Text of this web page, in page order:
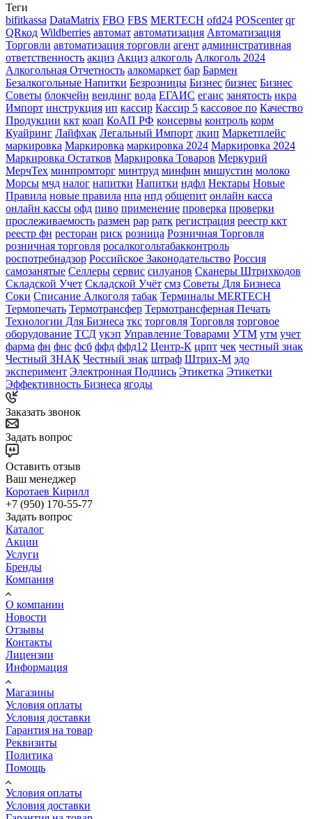
Теги
bifitkassa DataMatrix FBO FBS MERTECH ofd24 POScenter qr
QRкод Wildberries автомат автоматизация Автоматизация
Торговли автоматизация торговли агент административная
ответственность акциз Акциз алкоголь Алкоголь 2024
Алкогольная Отчетность алкомаркет бар Бармен
Безалкогольные Напитки Безрозницы Бизнес бизнес Бизнес
Советы блокчейн вендинг вода ЕГАИС егаис занятость икра
Импорт инструкция ип кассир Кассир 5 кассовое по Качество
Продукции ккт коап КоАП РФ консервы контроль корм
Куайринг Лайфхак Легальный Импорт лкип Маркетплейс
маркировка Маркировка маркировка 2024 Маркировка 2024
Маркировка Остатков Маркировка Товаров Меркурий
МерчТех минпромторг минтруд минфин мишустин молоко
Морсы мчд налог напитки Напитки ндфл Нектары Новые
Правила новые правила нпа нпд общепит онлайн касса
онлайн кассы офд пиво применение проверка проверки
прослеживаемость размен рар ратк регистрация реестр ккт
реестр фн ресторан риск розница Розничная Торговля
розничная торговля росалкогольтабакконтроль
роспотребнадзор Российское Законодательство Россия
самозанятые Селлеры сервис силуанов Сканеры Штрихкодов
Складской Учет Складской Учёт смз Советы Для Бизнеса
Соки Списание Алкоголя табак Терминалы MERTECH
Термопечать Термотрансфер Термотрансферная Печать
Технологии Для Бизнеса ткс торговля Торговля торговое
оборудование ТСД укэп Управление Товарами УТМ утм учет
фарма фн фнс фсб ффд ффд12 Центр-К црпт чек честный знак
Честный ЗНАК Честный знак штраф Штрих-М эдо
эксперимент Электронная Подпись Этикетка Этикетки
Эффективность Бизнеса ягоды
Заказать звонок
Задать вопрос
Оставить отзыв
Ваш менеджер
Коротаев Кирилл
+7 (950) 170-55-77
Задать вопрос
Каталог
Акции
Услуги
Бренды
Компания
О компании
Новости
Отзывы
Контакты
Лицензии
Информация
Магазины
Условия оплаты
Условия доставки
Гарантия на товар
Реквизиты
Политика
Помощь
Условия оплаты
Условия доставки